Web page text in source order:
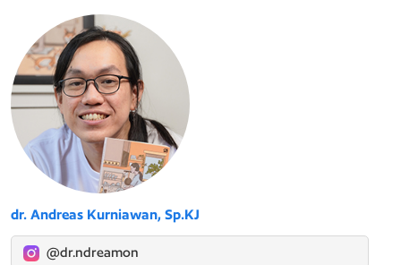
dr. Andreas Kurniawan, Sp.KJ
@dr.ndreamon